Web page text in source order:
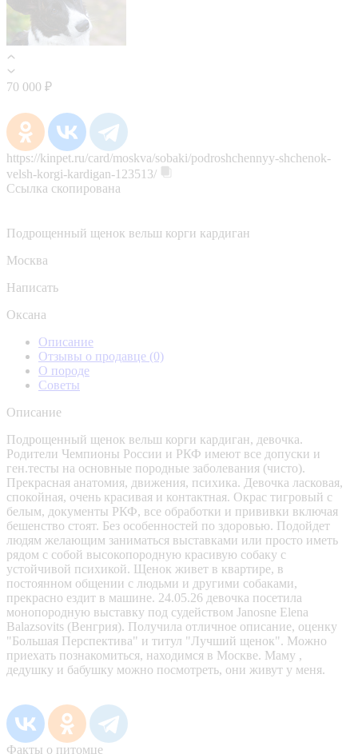
70 000 ₽
https://kinpet.ru/card/moskva/sobaki/podroshchennyy-shchenok-
velsh-korgi-kardigan-123513/
Ссылка скопирована
Подрощенный щенок вельш корги кардиган
Москва
Написать
Оксана
Описание
Отзывы о продавце (0)
О породе
Советы
Описание
Подрощенный щенок вельш корги кардиган, девочка.
Родители Чемпионы России и РКФ имеют все допуски и
ген.тесты на основные породные заболевания (чисто).
Прекрасная анатомия, движения, психика. Девочка ласковая,
спокойная, очень красивая и контактная. Окрас тигровый с
белым, документы РКФ, все обработки и прививки включая
бешенство стоят. Без особенностей по здоровью. Подойдет
людям желающим заниматься выставками или просто иметь
рядом с собой высокопородную красивую собаку с
устойчивой психикой. Щенок живет в квартире, в
постоянном общении с людьми и другими собаками,
прекрасно ездит в машине. 24.05.26 девочка посетила
монопородную выставку под судейством Janosne Elena
Balazsovits (Венгрия). Получила отличное описание, оценку
"Большая Перспектива" и титул "Лучший щенок". Можно
приехать познакомиться, находимся в Москве. Маму ,
дедушку и бабушку можно посмотреть, они живут у меня.
Факты о питомце